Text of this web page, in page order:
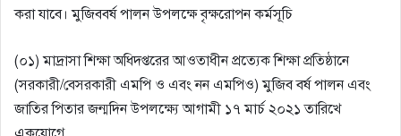
করা যাবে। মুজিববর্ষ পালন উপলক্ষে বৃক্ষরোপন কর্মসূচি
(০১) মাদ্রাসা শিক্ষা অধিদপ্তরের আওতাধীন প্রত্যেক শিক্ষা প্রতিষ্ঠানে
(সরকারী/বেসরকারী এমপি ও এবং নন এমপিও) মুজিব বর্ষ পালন এবং
জাতির পিতার জন্মদিন উপলক্ষ্যে আগামী ১৭ মার্চ ২০২১ তারিখে